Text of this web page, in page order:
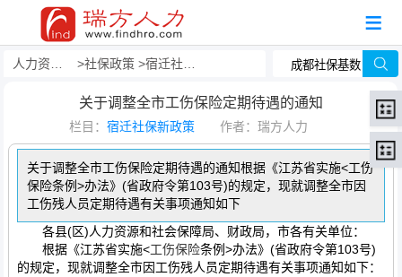
社保政策 宿迁社保新政策
关于调整全市工伤保险定期待遇的通知
栏目： 宿迁社保新政策 作者：瑞方人力
关于调整全市工伤保险定期待遇的通知根据《江苏省实施<工伤
保险条例>办法》(省政府令第103号)的规定，现就调整全市因
工伤残人员定期待遇有关事项通知如下
各县(区)人力资源和社会保障局、财政局，市各有关单位：
根据《江苏省实施<工伤保险条例>办法》(省政府令第103号)
的规定，现就调整全市因工伤残人员定期待遇有关事项通知如下：